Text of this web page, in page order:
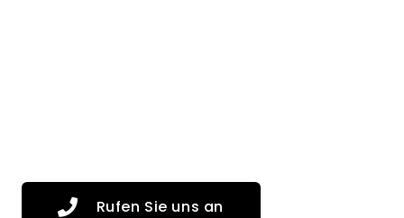
Rufen Sie uns an